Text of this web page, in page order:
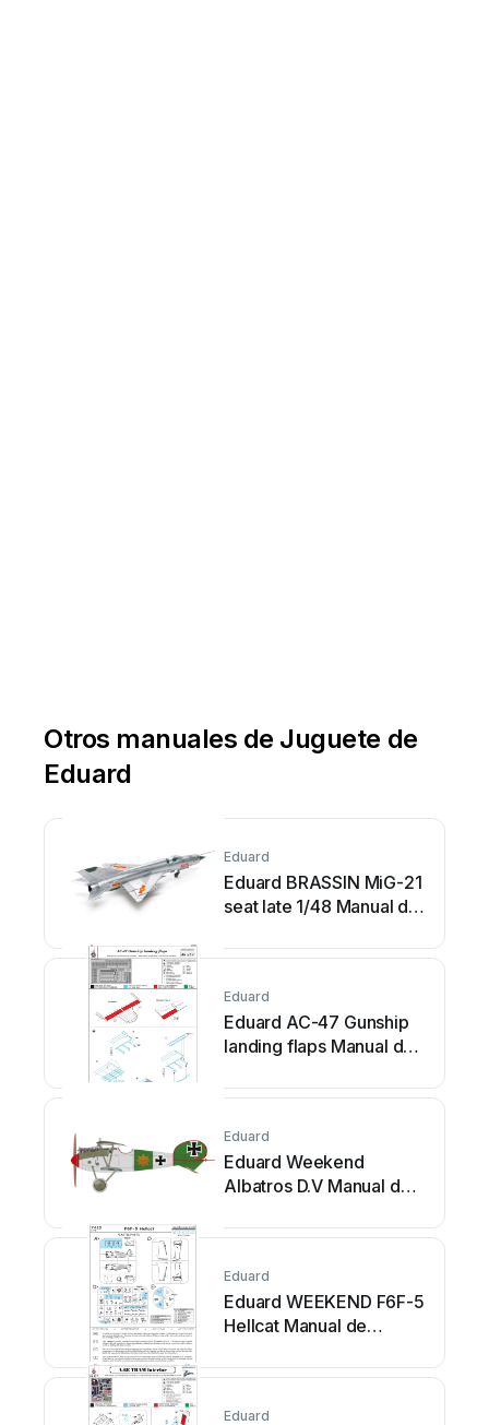
Otros manuales de Juguete de
Eduard
Eduard
Eduard BRASSIN MiG-21
seat late 1/48 Manual de
Eduard
Eduard AC-47 Gunship
landing flaps Manual de
Eduard
Eduard Weekend
Albatros D.V Manual de
Eduard
Eduard WEEKEND F6F-5
Hellcat Manual de
Eduard